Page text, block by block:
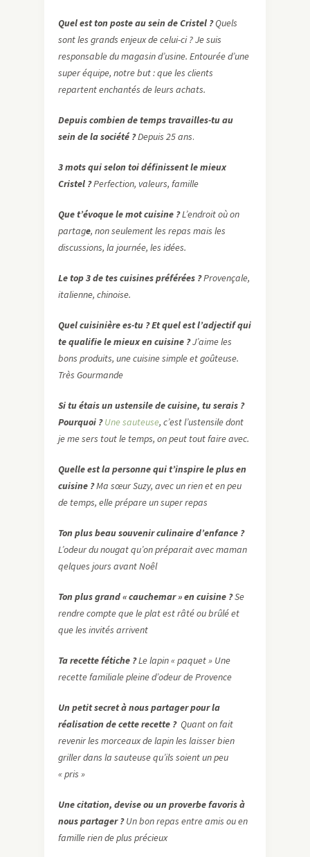
Quel est ton poste au sein de Cristel ?Quels
sont les grands enjeux de celui-ci ? Je suis
responsable du magasin d’usine. Entourée d’une
super équipe, notre but : que les clients
repartent enchantés de leurs achats.
Depuis combien de temps travailles-tu au
sein de la société ?Depuis 25 ans.
3 mots qui selon toi définissent le mieux
Cristel ?Perfection, valeurs, famille
Que t’évoque le mot cuisine ?L’endroit où on
partage, non seulement les repas mais les
discussions, la journée, les idées.
Le top 3 de tes cuisines préférées ?Provençale,
italienne, chinoise.
Quel cuisinière es-tu ? Et quel est l’adjectif qui
te qualifie le mieux en cuisine ?J’aime les
bons produits, une cuisine simple et goûteuse.
Très Gourmande
Si tu étais un ustensile de cuisine, tu serais ?
Pourquoi ? Une sauteuse, c’est l’ustensile dont
je me sers tout le temps, on peut tout faire avec.
Quelle est la personne qui t’inspire le plus en
cuisine ?Ma sœur Suzy, avec un rien et en peu
de temps, elle prépare un super repas
Ton plus beau souvenir culinaire d’enfance ?
L’odeur du nougat qu’on préparait avec maman
qelques jours avant Noêl
Ton plus grand « cauchemar » en cuisine ?Se
rendre compte que le plat est râté ou brûlé et
que les invités arrivent
Ta recette fétiche ?Le lapin « paquet » Une
recette familiale pleine d’odeur de Provence
Un petit secret à nous partager pour la
réalisation de cette recette ?Quant on fait
revenir les morceaux de lapin les laisser bien
griller dans la sauteuse qu’ils soient un peu
« pris »
Une citation, devise ou un proverbe favoris à
nous partager ?Un bon repas entre amis ou en
famille rien de plus précieux